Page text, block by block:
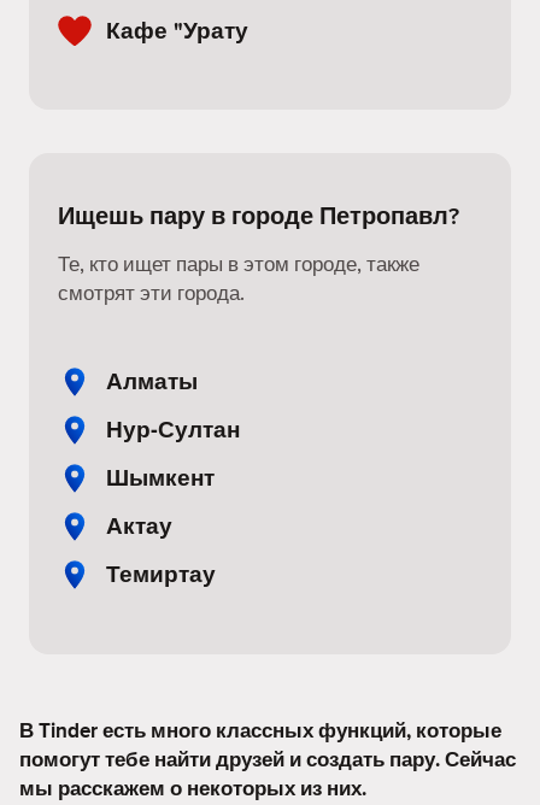
Кафе "Урату
Ищешь пару в городе Петропавл?
Те, кто ищет пары в этом городе, также
смотрят эти города.
Алматы
Нур-Султан
Шымкент
Актау
Темиртау
В Tinder есть много классных функций, которые
помогут тебе найти друзей и создать пару. Сейчас
мы расскажем о некоторых из них.